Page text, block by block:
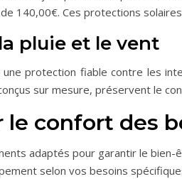
140,00€. Ces protections
pluie et le vent
protection fiable contre les
sur mesure, préservent le
le confort des
adaptés pour garantir le
selon vos besoins